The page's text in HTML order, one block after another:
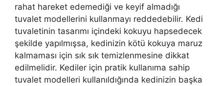
rahat hareket edemediği ve keyif almadığı
tuvalet modellerini kullanmayı reddedebilir. Kedi
tuvaletinin tasarımı içindeki kokuyu hapsedecek
şekilde yapılmışsa, kedinizin kötü kokuya maruz
kalmaması için sık sık temizlenmesine dikkat
edilmelidir. Kediler için pratik kullanıma sahip
tuvalet modelleri kullanıldığında kedinizin başka